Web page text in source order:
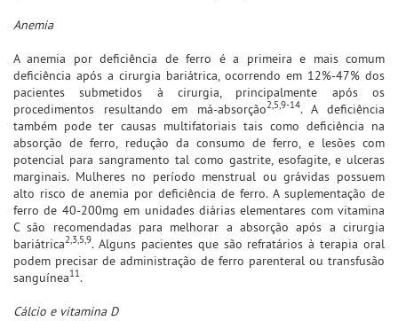
Anemia
A anemia por deficiência de ferro é a primeira e mais comum
deficiência após a cirurgia bariátrica, ocorrendo em 12%-47% dos
pacientes submetidos à cirurgia, principalmente após os
procedimentos resultando em má-absorção2,5,9-14. A deficiência
também pode ter causas multifatoriais tais como deficiência na
absorção de ferro, redução da consumo de ferro, e lesões com
potencial para sangramento tal como gastrite, esofagite, e ulceras
marginais. Mulheres no período menstrual ou grávidas possuem
alto risco de anemia por deficiência de ferro. A suplementação de
ferro de 40-200mg em unidades diárias elementares com vitamina
C são recomendadas para melhorar a absorção após a cirurgia
bariátrica2,3,5,9. Alguns pacientes que são refratários à terapia oral
podem precisar de administração de ferro parenteral ou transfusão
sanguínea11.
Cálcio e vitamina D